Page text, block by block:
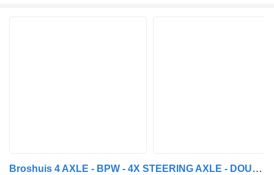
Broshuis 4 AXLE - BPW - 4X STEERING AXLE - DOUBLE EXTENDABLE